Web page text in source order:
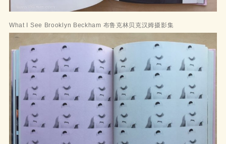
What I See Brooklyn Beckham 布鲁克林贝克汉姆摄影集